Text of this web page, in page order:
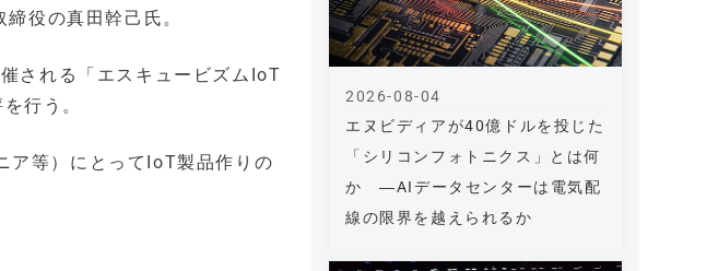
役の真田幹己氏。
される「エスキュービズムIoT
行う。
ア等）にとってIoT製品作りの
エヌビディアが40億ドルを投じた
「シリコンフォトニクス」とは何
か ―AIデータセンターは電気配
線の限界を越えられるか
2026-08-04